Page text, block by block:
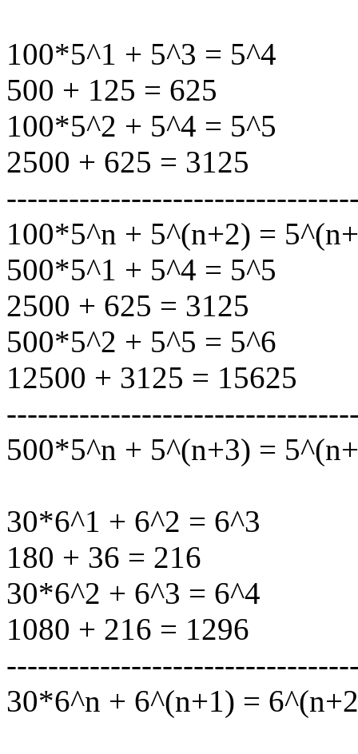
100*5^1 + 5^3 = 5^4
500 + 125 = 625
100*5^2 + 5^4 = 5^5
2500 + 625 = 3125
100*5^n + 5^(n+2) =
500*5^1 + 5^4 = 5^5
2500 + 625 = 3125
500*5^2 + 5^5 = 5^6
12500 + 3125 = 15625
500*5^n + 5^(n+3) =
30*6^1 + 6^2 = 6^3
180 + 36 = 216
30*6^2 + 6^3 = 6^4
1080 + 216 = 1296
30*6^n + 6^(n+1) =